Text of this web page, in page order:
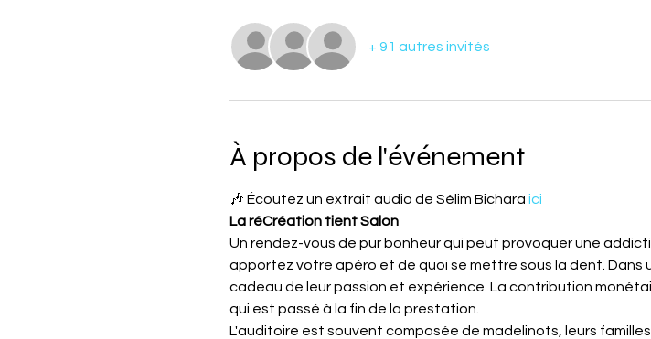
+ 91 autres invités
À propos de l'événement
🎶 Écoutez un extrait audio de Sélim Bichara ici
La réCréation tient Salon
Un rendez-vous de pur bonheur qui peut provoquer une
apportez votre apéro et de quoi se mettre sous la dent. Dans
cadeau de leur passion et expérience. La contribution
qui est passé à la fin de la prestation.
L'auditoire est souvent composée de madelinots, leurs